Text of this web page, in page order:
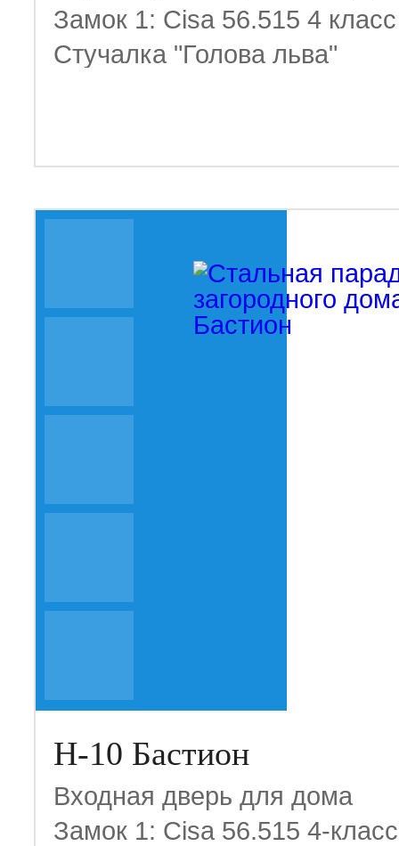
Замок 1: Cisa 56.515 4 класс
Стучалка "Голова льва"
Н-10 Бастион
Входная дверь для дома
Замок 1: Cisa 56.515 4-класс